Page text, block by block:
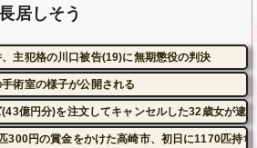
居しそう
主犯格の川口被告(19)に無期懲役の判決
術室の様子が公開される
億円分)を注文してキャンセルした32歳女が逮捕
300円の賞金をかけた高崎市、初日に1170匹持ち